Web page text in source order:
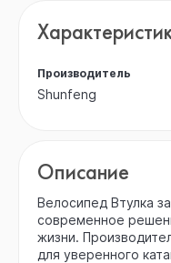
Производитель
Shunfeng
Описание
Велосипед Втулка
современное
жизни.
для уверенного